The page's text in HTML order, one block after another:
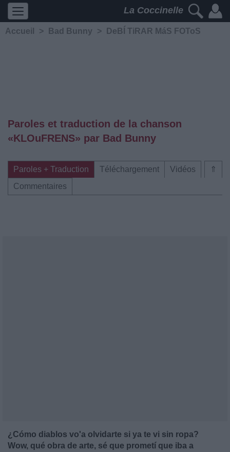
La Coccinelle
Accueil > Bad Bunny > DeBÍ TiRAR MáS FOToS
Paroles et traduction de la chanson
«KLOuFRENS» par Bad Bunny
⇑
Paroles + Traduction Téléchargement
Vidéos
Commentaires
¿Cómo diablos vo'a olvidarte si ya te vi sin ropa?
Wow, qué obra de arte, sé que prometí que iba a